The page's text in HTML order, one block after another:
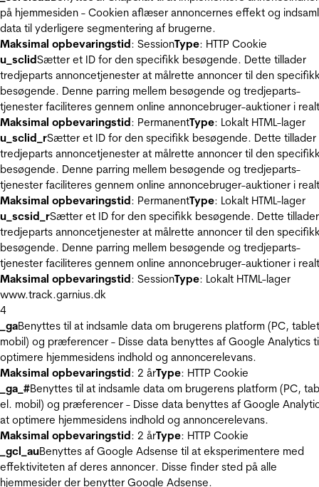
på hjemmesiden - Cookien aflæser annoncernes effekt og
data til yderligere segmentering af brugerne.
Maksimal opbevaringstid: SessionType: HTTP Cookie
u_sclidSætter et ID for den specifikk besøgende. Dette tillader
tredjeparts annoncetjenester at målrette annoncer til den
besøgende. Denne parring mellem besøgende og tredjeparts-
tjenester faciliteres gennem online annoncebruger-auktioner i
Maksimal opbevaringstid: PermanentType: Lokalt HTML-lager
u_sclid_rSætter et ID for den specifikk besøgende. Dette tillader
tredjeparts annoncetjenester at målrette annoncer til den
besøgende. Denne parring mellem besøgende og tredjeparts-
tjenester faciliteres gennem online annoncebruger-auktioner i
Maksimal opbevaringstid: PermanentType: Lokalt HTML-lager
u_scsid_rSætter et ID for den specifikk besøgende. Dette tillader
tredjeparts annoncetjenester at målrette annoncer til den
besøgende. Denne parring mellem besøgende og tredjeparts-
tjenester faciliteres gennem online annoncebruger-auktioner i
Maksimal opbevaringstid: SessionType: Lokalt HTML-lager
www.track.garnius.dk
4
_gaBenyttes til at indsamle data om brugerens platform (PC,
mobil) og præferencer - Disse data benyttes af Google Analytics
optimere hjemmesidens indhold og annoncerelevans.
Maksimal opbevaringstid: 2 årType: HTTP Cookie
_ga_#Benyttes til at indsamle data om brugerens platform (PC,
el. mobil) og præferencer - Disse data benyttes af Google
at optimere hjemmesidens indhold og annoncerelevans.
Maksimal opbevaringstid: 2 årType: HTTP Cookie
_gcl_auBenyttes af Google Adsense til at eksperimentere med
effektiviteten af deres annoncer. Disse finder sted på alle
hjemmesider der benytter Google Adsense.